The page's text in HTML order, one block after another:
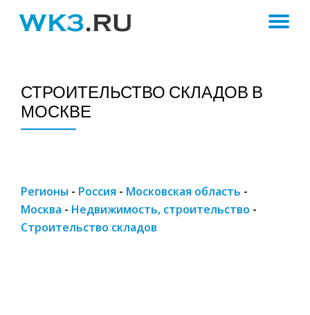
СТРОИТЕЛЬСТВО СКЛАДОВ В
МОСКВЕ
Регионы - Россия - Московская область -
Москва - Недвижимость, строительство -
Строительство складов